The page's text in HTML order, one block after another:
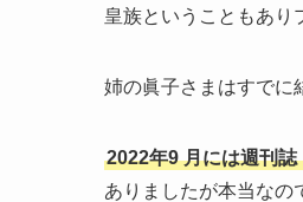
皇族ということもあり
姉の眞子さまはすでに
2022年9 月には週刊
ありましたが本当なの